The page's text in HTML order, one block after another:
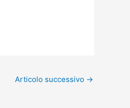
Articolo successivo →